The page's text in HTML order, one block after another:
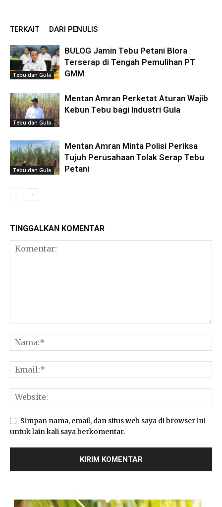
TERKAIT DARI PENULIS
Tebu dan Gula
BULOG Jamin Tebu Petani Blora
Terserap di Tengah Pemulihan PT
GMM
Tebu dan Gula
Mentan Amran Perketat Aturan Wajib
Kebun Tebu bagi Industri Gula
Tebu dan Gula
Mentan Amran Minta Polisi Periksa
Tujuh Perusahaan Tolak Serap Tebu
Petani
TINGGALKAN KOMENTAR
Simpan nama, email, dan situs web saya di browser ini
untuk lain kali saya berkomentar.